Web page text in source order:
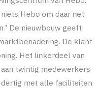
Hebo om daar net
De nieuwbouw geeft
De klant
Het linkerdeel van
twintig medewerkers
met alle faciliteiten